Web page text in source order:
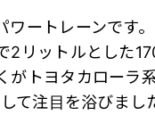
ワートレーンです
2リットルとした
がトヨタカローラ
して注目を浴びま